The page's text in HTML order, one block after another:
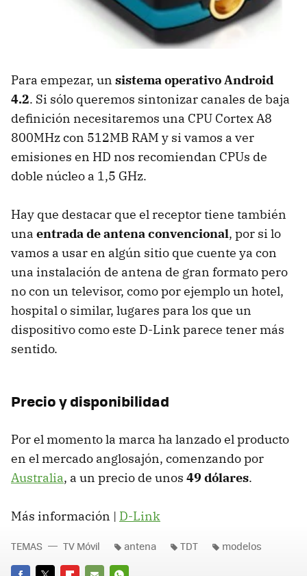
Para empezar, un sistema operativo Android
4.2. Si sólo queremos sintonizar canales de baja
definición necesitaremos una CPU Cortex A8
800MHz con 512MB RAM y si vamos a ver
emisiones en HD nos recomiendan CPUs de
doble núcleo a 1,5 GHz.
Hay que destacar que el receptor tiene también
una entrada de antena convencional, por si lo
vamos a usar en algún sitio que cuente ya con
una instalación de antena de gran formato pero
no con un televisor, como por ejemplo un hotel,
hospital o similar, lugares para los que un
dispositivo como este D-Link parece tener más
sentido.
Precio y disponibilidad
Por el momento la marca ha lanzado el producto
en el mercado anglosajón, comenzando por
Australia, a un precio de unos 49 dólares.
Más información | D-Link
TEMAS TV Móvil antena TDT modelos